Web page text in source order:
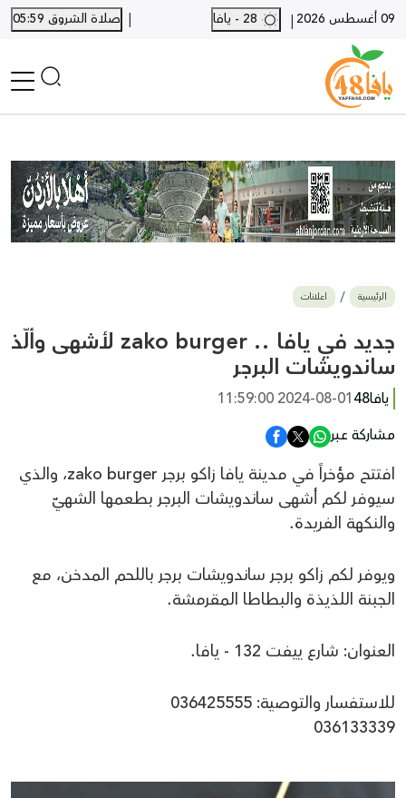
09 أغسطس 2026 |
| صلاة الشروق 05:59
أخبار محلية
أخبار يافا
SHORTS
أخبار اللد والرملة
بيع وشراء
أخبار القدس
وفيات
المزيد
الرئيسية اعلانات
جديد في يافا .. zako burger لأشهى وألّذ
ساندويشات البرجر
يافا48
2024-08-01 11:59:00
مشاركة عبر
افتتح مؤخراً في مدينة يافا زاكو برجر zako burger، والذي
سيوفر لكم أشهى ساندويشات البرجر بطعمها الشهيّ
والنكهة الفريدة.
ويوفر لكم زاكو برجر ساندويشات برجر باللحم المدخن، مع
الجبنة اللذيذة والبطاطا المقرمشة.
العنوان: شارع ييفت 132 - يافا.
للاستفسار والتوصية: 036425555
036133339